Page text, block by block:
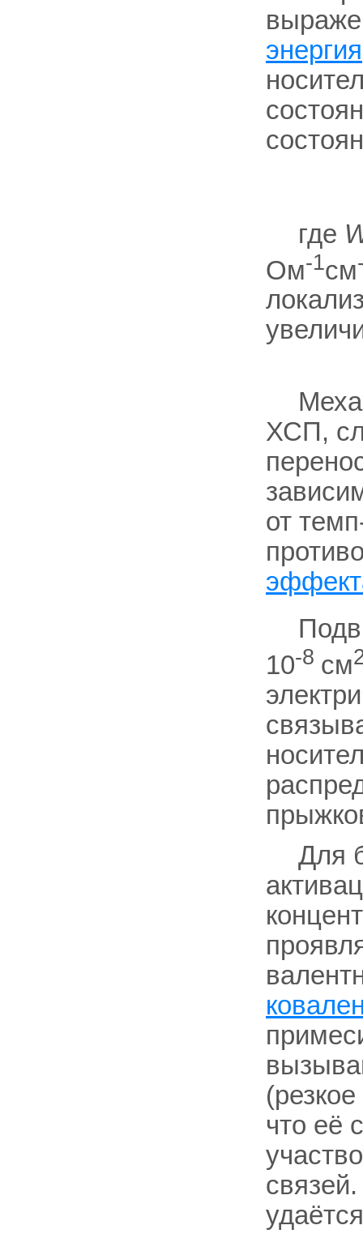
энергия
где
Ом-1см
ХСП,
от
10-8 см
Для
что её